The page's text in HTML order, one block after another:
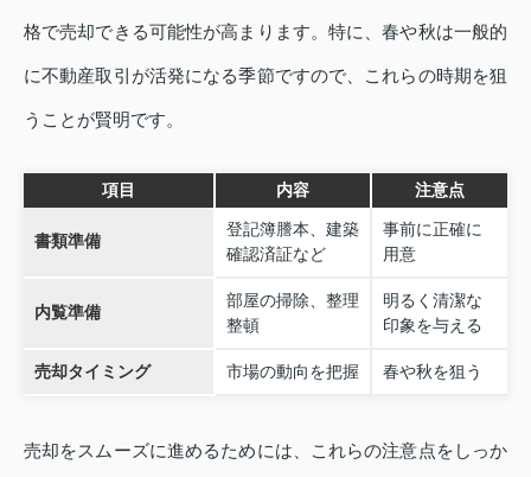
格で売却できる可能性が高まります。特に、春や秋は一般的
に不動産取引が活発になる季節ですので、これらの時期を狙
うことが賢明です。
項目 内容 注意点
書類準備
登記簿謄本、建築
確認済証など
事前に正確に
用意
内覧準備
部屋の掃除、整理
整頓
明るく清潔な
印象を与える
売却タイミング 市場の動向を把握 春や秋を狙う
売却をスムーズに進めるためには、これらの注意点をしっか